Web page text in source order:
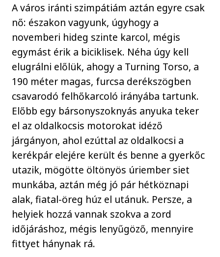
A város iránti szimpátiám aztán egyre csak
nő: északon vagyunk, úgyhogy a
novemberi hideg szinte karcol, mégis
egymást érik a biciklisek. Néha úgy kell
elugrálni előlük, ahogy a Turning Torso, a
190 méter magas, furcsa derékszögben
csavarodó felhőkarcoló irányába tartunk.
Előbb egy bársonyszoknyás anyuka teker
el az oldalkocsis motorokat idéző
járgányon, ahol ezúttal az oldalkocsi a
kerékpár elejére került és benne a gyerkőc
utazik, mögötte öltönyös úriember siet
munkába, aztán még jó pár hétköznapi
alak, fiatal-öreg húz el utánuk. Persze, a
helyiek hozzá vannak szokva a zord
időjáráshoz, mégis lenyűgöző, mennyire
fittyet hánynak rá.